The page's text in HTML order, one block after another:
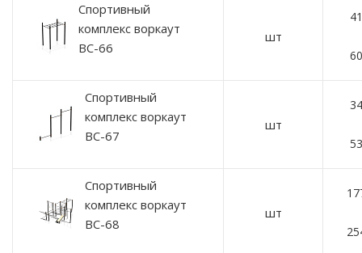
Спортивный
комплекс воркаут
ВС-66
шт
Спортивный
комплекс воркаут
ВС-67
шт
Спортивный
комплекс воркаут
ВС-68
шт